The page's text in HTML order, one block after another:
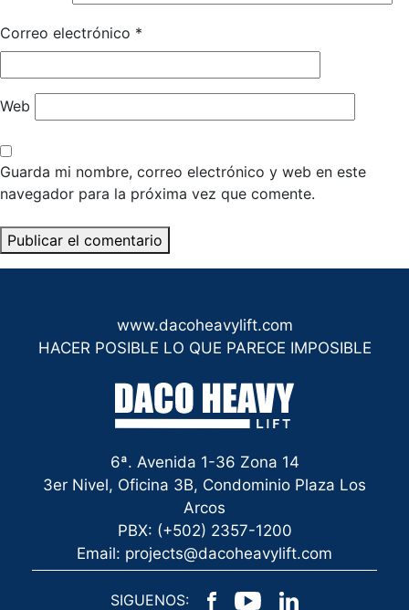
Correo electrónico *
Web
Guarda mi nombre, correo electrónico y web en este
navegador para la próxima vez que comente.
www.dacoheavylift.com
HACER POSIBLE LO QUE PARECE IMPOSIBLE
6ª. Avenida 1-36 Zona 14
3er Nivel, Oficina 3B, Condominio Plaza Los
Arcos
PBX: (+502) 2357-1200
Email: projects@dacoheavylift.com
SIGUENOS: